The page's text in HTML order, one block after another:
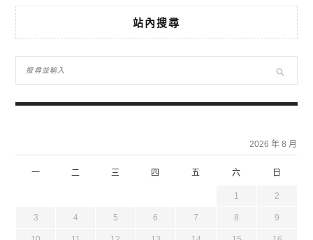
站內搜尋
2026 年 8 月
一 二 三 四 五 六 日
1 2
3 4 5 6 7 8 9